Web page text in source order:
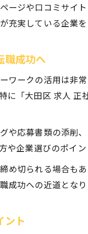
ミドル
東京都内で
通勤便
東京都
大田区
ージや口コミサイ
充実している企業
職成功へ
ワークの活用は非
に「大田区 求人
や応募書類の添削
や企業選びのポイ
め切られる場合も
成功への近道となり
ント